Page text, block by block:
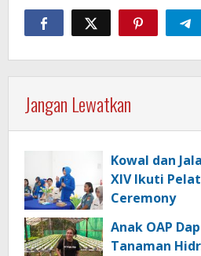
Jangan Lewatkan
Kowal dan
XIV Ikuti
Ceremony
Anak OAP
Tanaman